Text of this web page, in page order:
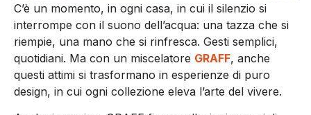
C’è un momento, in ogni casa, in cui il silenzio si
interrompe con il suono dell’acqua: una tazza che si
riempie, una mano che si rinfresca. Gesti semplici,
quotidiani. Ma con un miscelatore GRAFF, anche
questi attimi si trasformano in esperienze di puro
design, in cui ogni collezione eleva l’arte del vivere.